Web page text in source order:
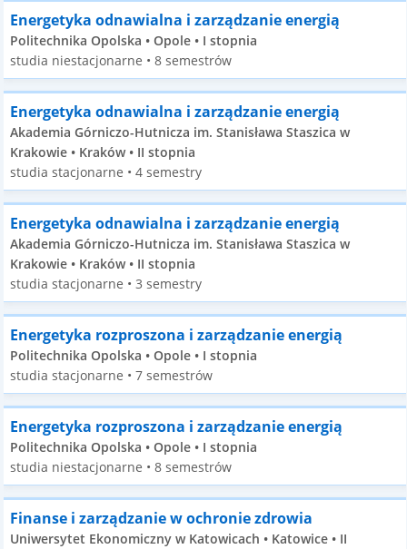
Energetyka odnawialna i zarządzanie energią
Politechnika Opolska • Opole • I stopnia
studia niestacjonarne • 8 semestrów
Energetyka odnawialna i zarządzanie energią
Akademia Górniczo-Hutnicza im. Stanisława Staszica w
Krakowie • Kraków • II stopnia
studia stacjonarne • 4 semestry
Energetyka odnawialna i zarządzanie energią
Akademia Górniczo-Hutnicza im. Stanisława Staszica w
Krakowie • Kraków • II stopnia
studia stacjonarne • 3 semestry
Energetyka rozproszona i zarządzanie energią
Politechnika Opolska • Opole • I stopnia
studia stacjonarne • 7 semestrów
Energetyka rozproszona i zarządzanie energią
Politechnika Opolska • Opole • I stopnia
studia niestacjonarne • 8 semestrów
Finanse i zarządzanie w ochronie zdrowia
Uniwersytet Ekonomiczny w Katowicach • Katowice • II